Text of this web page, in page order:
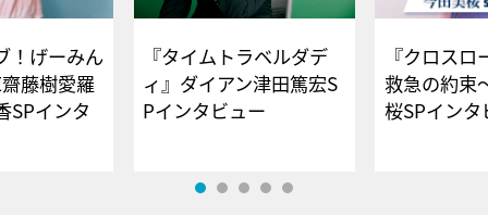
！げーみん
藤樹愛羅
SPインタ
『タイムトラベルダデ
ィ』ダイアン津田篤宏S
Pインタビュー
『クロス
救急の約束
桜SPイ